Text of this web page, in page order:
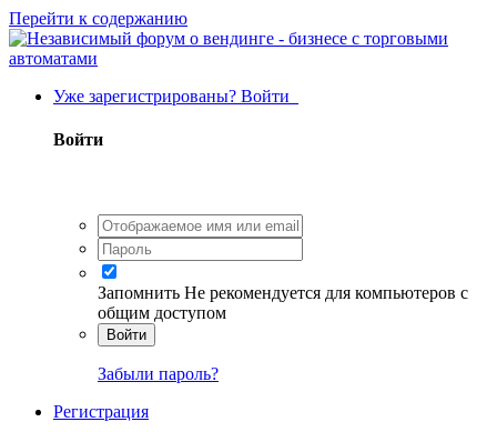
Перейти к содержанию
Уже зарегистрированы? Войти
Войти
Запомнить Не рекомендуется для компьютеров с
общим доступом
Войти
Забыли пароль?
Регистрация